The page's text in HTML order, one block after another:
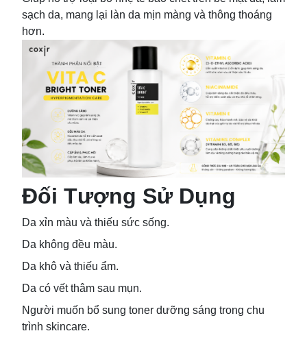
sạch da, mang lại làn da mịn màng và thông thoáng
hơn.
Đối Tượng Sử Dụng
Da xỉn màu và thiếu sức sống.
Da không đều màu.
Da khô và thiếu ẩm.
Da có vết thâm sau mụn.
Người muốn bổ sung toner dưỡng sáng trong chu
trình skincare.